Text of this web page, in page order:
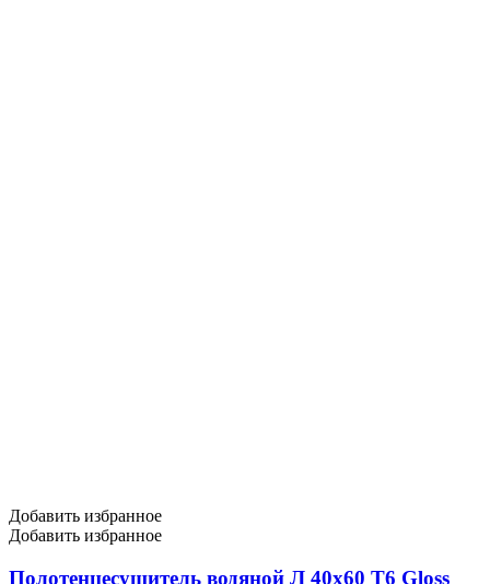
Добавить избранное
Добавить избранное
Полотенцесушитель водяной Л 40х60 Т6 Gloss